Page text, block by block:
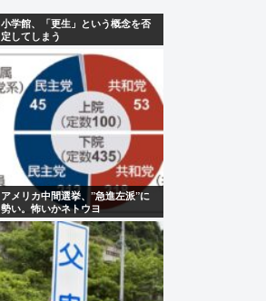
小学館、「更生」という概念を否
定してしまう
アメリカ中間選挙、”急進左派”に
勢い。怖いかネトウヨ